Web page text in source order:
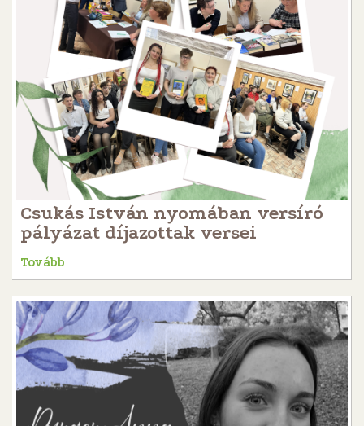
Csukás István nyomában versíró
pályázat díjazottak versei
Tovább